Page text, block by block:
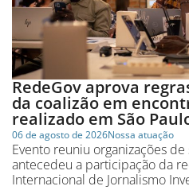
RedeGov aprova
da coalizão em
realizado em São
06 de agosto de 2026Nossa atuação
Evento reuniu organizações
antecedeu a participação da
Internacional de Jornalismo